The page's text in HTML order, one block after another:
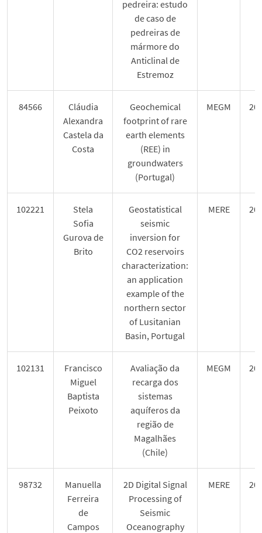
pedreira: estudo
de caso de
pedreiras de
mármore do
Anticlinal de
Estremoz
84566
Cláudia
Alexandra
Castela da
Costa
Geochemical
footprint of rare
earth elements
(REE) in
groundwaters
(Portugal)
MEGM
102221
Stela
Sofia
Gurova de
Brito
Geostatistical
seismic
inversion for
CO2 reservoirs
characterization:
an application
example of the
northern sector
of Lusitanian
Basin, Portugal
MERE
102131
Francisco
Miguel
Baptista
Peixoto
Avaliação da
recarga dos
sistemas
aquíferos da
região de
Magalhães
(Chile)
MEGM
98732
Manuella
Ferreira
de
Campos
2D Digital Signal
Processing of
Seismic
Oceanography
MERE